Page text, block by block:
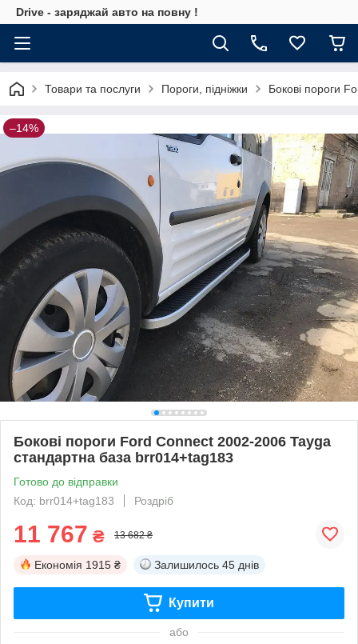
Drive - заряджай авто на повну !
Товари та послуги Пороги, підніжки Бокові пороги
–14%
Бокові пороги Ford Connect 2002-2006 Tayga
стандартна база brr014+tag183
Готово до відправки
Код: brr014+tag183
Роздріб
11 767 ₴ 13 682 ₴
Економія 1915 ₴ Залишилось 45 днів
Купити
або